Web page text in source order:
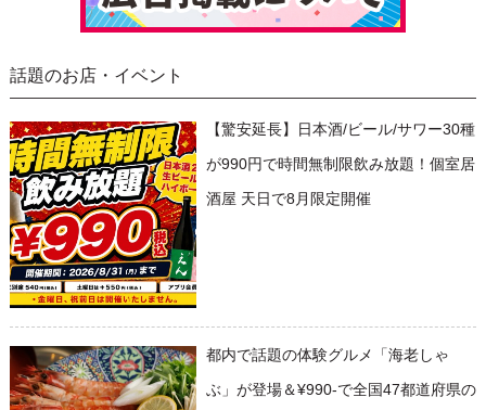
話題のお店・イベント
【驚安延長】日本酒/ビール/サワー30種
が990円で時間無制限飲み放題！個室居
酒屋 天日で8月限定開催
都内で話題の体験グルメ「海老しゃ
ぶ」が登場＆¥990-で全国47都道府県の